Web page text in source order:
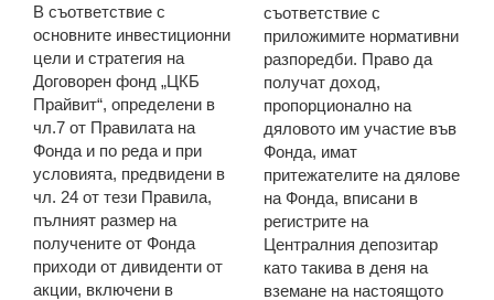
В съответствие с
основните инвестиционни
цели и стратегия на
Договорен фонд „ЦКБ
Прайвит“, определени в
чл.7 от Правилата на
Фонда и по реда и при
условията, предвидени в
чл. 24 от тези Правила,
пълният размер на
получените от Фонда
приходи от дивиденти от
акции, включени в
съответствие с
приложимите нормативни
разпоредби. Право да
получат доход,
пропорционално на
дяловото им участие във
Фонда, имат
притежателите на дялове
на Фонда, вписани в
регистрите на
Централния депозитар
като такива в деня на
вземане на настоящото